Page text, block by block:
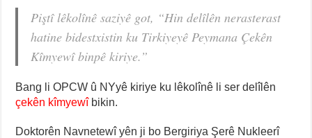
Piştî lêkolînê saziyê got, “Hin delîlên nerasterast
hatine bidestxistin ku Tirkiyeyê Peymana Çekên
Kîmyewî binpê kiriye.”
Bang li OPCW û NYyê kiriye ku lêkolînê li ser delîlên
çekên kîmyewîbikin.
Doktorên Navnetewî yên ji bo Bergiriya Şerê Nukleerî